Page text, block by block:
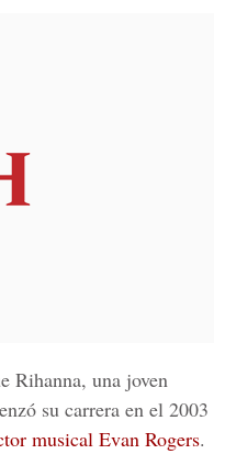
Rihanna, una joven
su carrera en el 2003
musical Evan Rogers.